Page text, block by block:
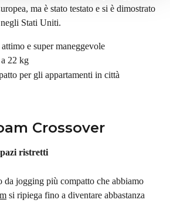
ma è stato testato e si è dimostrato
Stati Uniti.
e super maneggevole
22 kg
per gli appartamenti in città
Crossover
ristretti
da jogging più compatto che abbiamo
si ripiega fino a diventare abbastanza